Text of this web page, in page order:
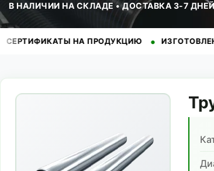
В НАЛИЧИИ НА СКЛАДЕ • ДОСТАВКА 3-7
НА ПРОДУКЦИЮ • ИЗГОТОВЛЕНИЕ ППУ